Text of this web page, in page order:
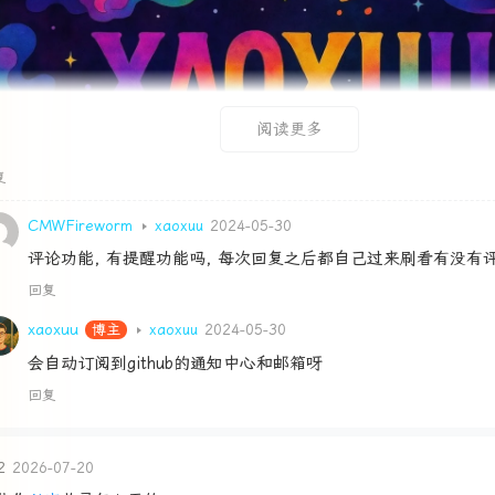
阅读更多
CMWFireworm xaoxuu 2024-05-30
评论功能, 有提醒功能吗, 每次回复之后都自己过来刷看有没有
回复
xaoxuu 博主 xaoxuu 2024-05-30
会自动订阅到github的通知中心和邮箱呀
回复
2026-07-20